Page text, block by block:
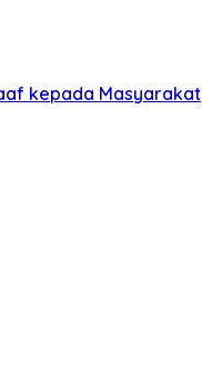
kepada Masyarakat